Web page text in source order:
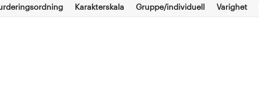
Karakterskala Gruppe/individuell Varighet